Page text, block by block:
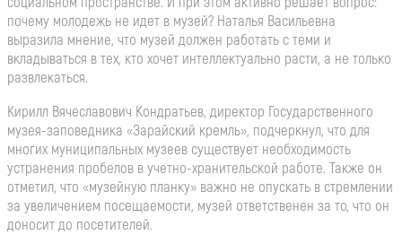
почему молодежь не идет в музей? Наталья Васильевна
выразила мнение, что музей должен работать с теми и
вкладываться в тех, кто хочет интеллектуально расти, а не только
развлекаться.
Кирилл Вячеславович Кондратьев, директор Государственного
музея-заповедника «Зарайский кремль», подчеркнул, что для
многих муниципальных музеев существует необходимость
устранения пробелов в учетно-хранительской работе. Также он
отметил, что «музейную планку» важно не опускать в стремлении
за увеличением посещаемости, музей ответственен за то, что он
доносит до посетителей.